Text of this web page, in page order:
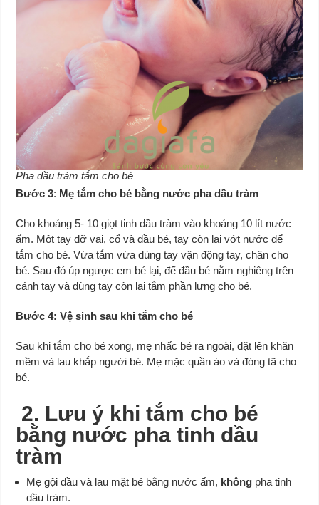
Pha dầu tràm tắm cho bé
Bước 3: Mẹ tắm cho bé bằng nước pha dầu tràm
Cho khoảng 5- 10 giọt tinh dầu tràm vào khoảng 10 lít nước
ấm. Một tay đỡ vai, cổ và đầu bé, tay còn lại vớt nước để
tắm cho bé. Vừa tắm vừa dùng tay vận động tay, chân cho
bé. Sau đó úp ngược em bé lại, để đầu bé nằm nghiêng trên
cánh tay và dùng tay còn lại tắm phần lưng cho bé.
Bước 4: Vệ sinh sau khi tắm cho bé
Sau khi tắm cho bé xong, mẹ nhấc bé ra ngoài, đặt lên khăn
mềm và lau khắp người bé. Mẹ mặc quần áo và đóng tã cho
bé.
2. Lưu ý khi tắm cho bé
bằng nước pha tinh dầu
tràm
Mẹ gội đầu và lau mặt bé bằng nước ấm, không pha tinh
dầu tràm.